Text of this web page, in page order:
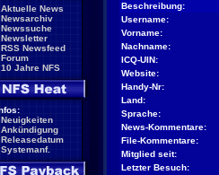
Aktuelle News
Newsarchiv
Newssuche
Newsletter
RSS Newsfeed
Forum
10 Jahre NFS
Neuigkeiten
Ankündigung
Releasedatum
Systemanf.
Beschreibung:
Username:
Vorname:
Nachname:
ICQ-UIN:
Website:
Handy-Nr:
Land:
Sprache:
News-Kommentare:
File-Kommentare:
Mitglied seit:
Letzter Besuch: